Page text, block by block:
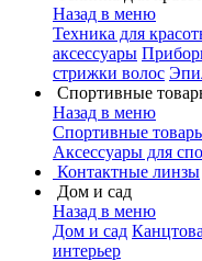
Назад в меню
Техника для
аксессуары
стрижки волос
Спортивные
Назад в меню
Спортивные
Аксессуары для
Контактные линзы
Дом и сад
Назад в меню
Дом и сад
интерьер